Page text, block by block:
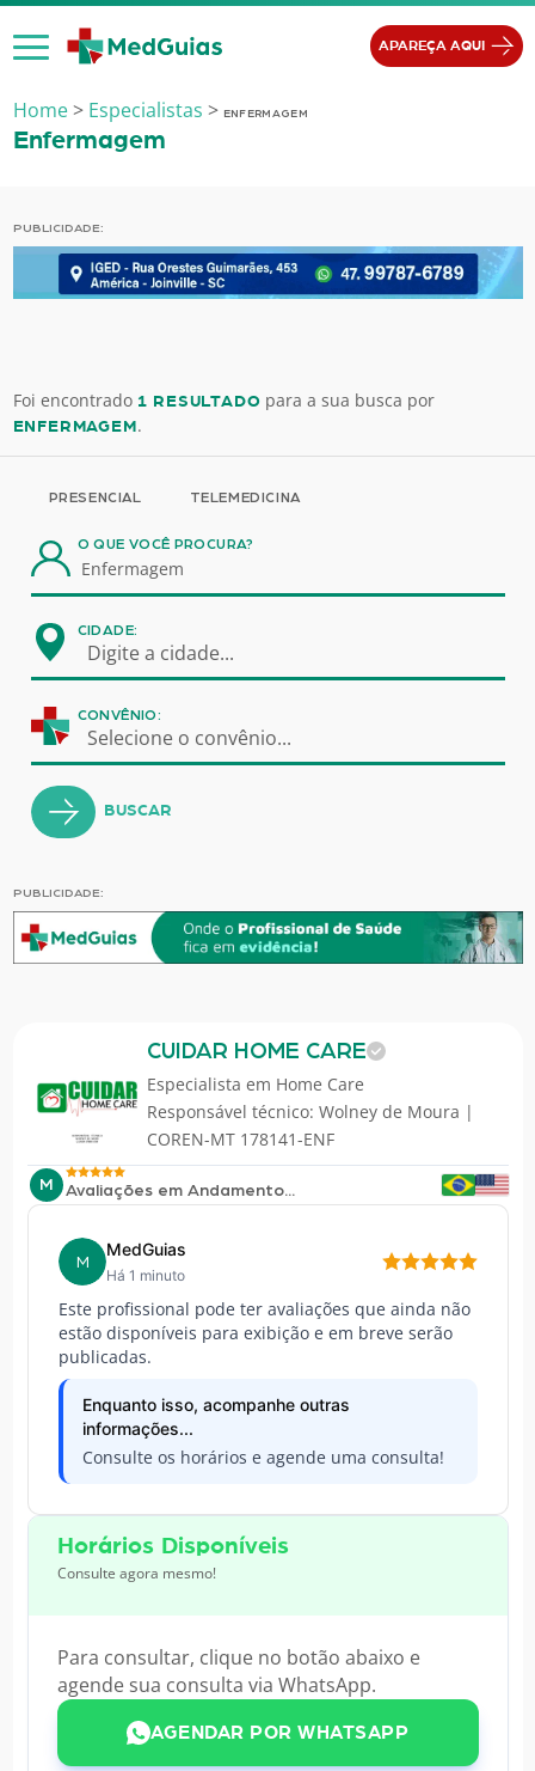
Ir para o conteúdo
APAREÇA AQUI
Home> Especialistas > ENFERMAGEM
Enfermagem
PUBLICIDADE:
Foi encontrado 1 RESULTADO para a sua busca por
ENFERMAGEM.
PRESENCIAL TELEMEDICINA
O QUE VOCÊ PROCURA?
CIDADE:
Digite a cidade...
CONVÊNIO:
Selecione o convênio...
BUSCAR
PUBLICIDADE:
CUIDAR HOME CARE
Especialista em Home Care
Responsável técnico: Wolney de Moura |
COREN-MT 178141-ENF
M Avaliações em Andamento...
M
MedGuias
Há 1 minuto
Este profissional pode ter avaliações que ainda não
estão disponíveis para exibição e em breve serão
publicadas.
Enquanto isso, acompanhe outras
informações...
Consulte os horários e agende uma consulta!
Horários Disponíveis
Consulte agora mesmo!
Para consultar, clique no botão abaixo e
agende sua consulta via WhatsApp.
AGENDAR POR WHATSAPP